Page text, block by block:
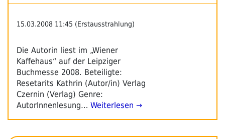
15.03.2008 11:45 (Erstausstrahlung)
Die Autorin liest im „Wiener
Kaffehaus“ auf der Leipziger
Buchmesse 2008. Beteiligte:
Resetarits Kathrin (Autor/in) Verlag
Czernin (Verlag) Genre:
AutorInnenlesung… Weiterlesen →